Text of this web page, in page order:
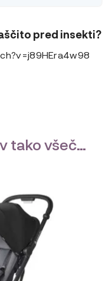
pred insekti?
tako všeč…